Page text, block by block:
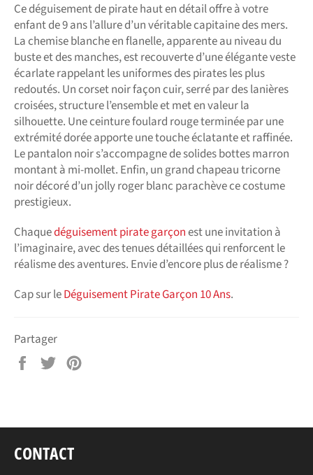
Ce déguisement de pirate haut en détail offre à votre
enfant de 9 ans l’allure d’un véritable capitaine des mers.
La chemise blanche en flanelle, apparente au niveau du
buste et des manches, est recouverte d’une élégante veste
écarlate rappelant les uniformes des pirates les plus
redoutés. Un corset noir façon cuir, serré par des lanières
croisées, structure l’ensemble et met en valeur la
silhouette. Une ceinture foulard rouge terminée par une
extrémité dorée apporte une touche éclatante et raffinée.
Le pantalon noir s’accompagne de solides bottes marron
montant à mi-mollet. Enfin, un grand chapeau tricorne
noir décoré d’un jolly roger blanc parachève ce costume
prestigieux.
Chaquedéguisement pirate garçonest une invitation à
l’imaginaire, avec des tenues détaillées qui renforcent le
réalisme des aventures. Envie d’encore plus de réalisme ?
Cap sur leDéguisement Pirate Garçon 10 Ans.
Partager
PartagerTweeter
CONTACT